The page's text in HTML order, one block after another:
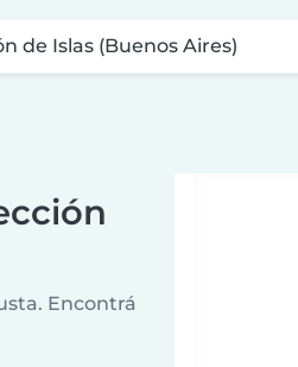
de Islas (Buenos Aires)
Encontrá